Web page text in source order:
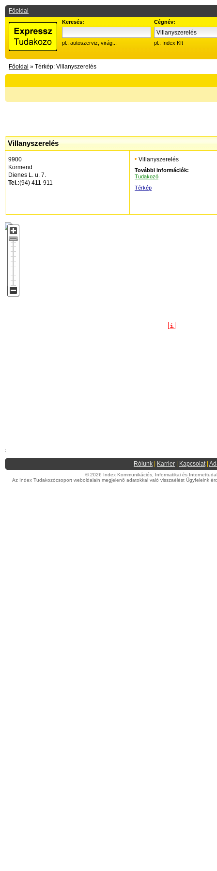
Főoldal
Keresés:
pl.: autoszerviz, virág...
Cégnév:
pl.: Index Kft
Főoldal » Térkép: Villanyszerelés
Villanyszerelés
9900
Körmend
Dienes L. u. 7.
Tel.:(94) 411-911
Villanyszerelés
További információk:
Tudakozó
Térkép
:
Rólunk Karrier Kapcsolat|
© 2026 Index Kommunikációs, Informatikai és
Az Index Tudakozócsoport weboldalain megjelenő adatokkal való visszaélést Ügyfeleink